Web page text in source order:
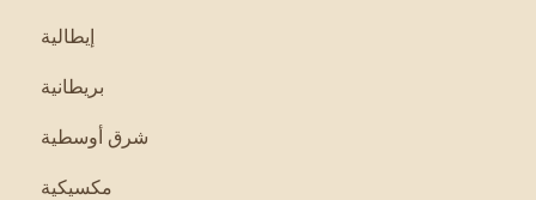
إيطالية
بريطانية
شرق أوسطية
مكسيكية